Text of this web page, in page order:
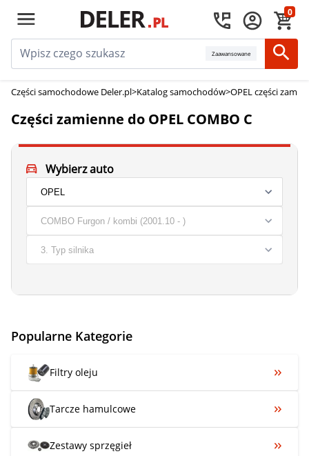
0
Zaawansowane
Części samochodowe Deler.pl>Katalog samochodów>OPEL części
Części zamienne do OPEL COMBO C
Wybierz auto
Popularne Kategorie
Filtry oleju
Tarcze hamulcowe
Zestawy sprzęgieł